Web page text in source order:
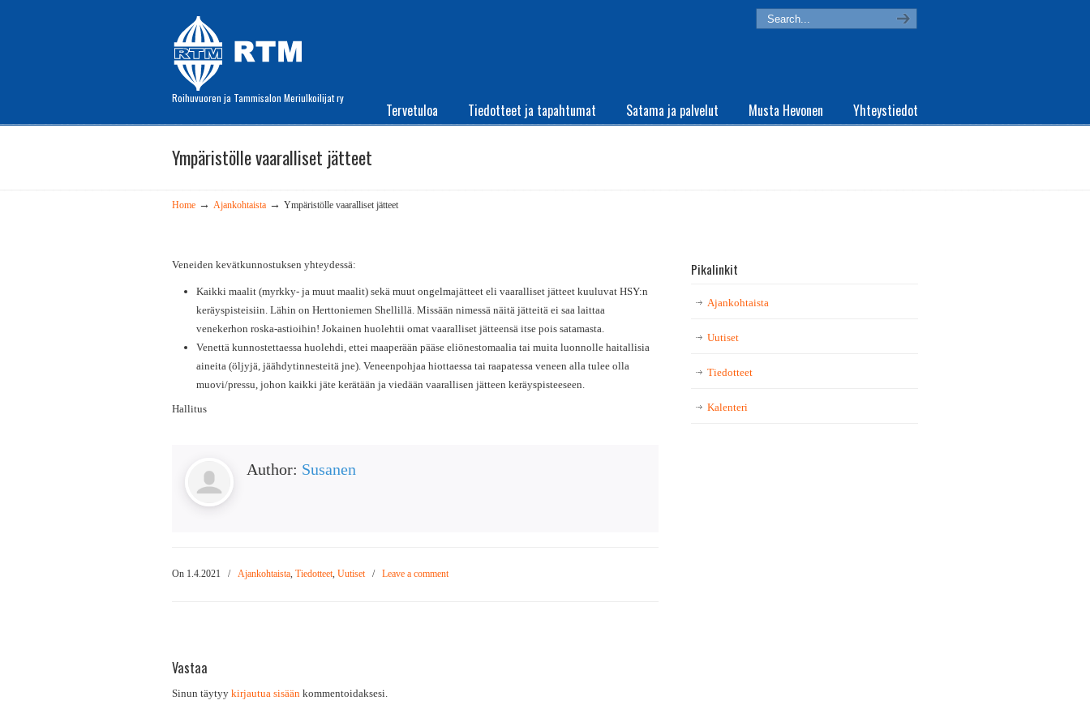
Roihuvuoren ja Tammisalon Meriulkoilijat ry
Tervetuloa Tiedotteet ja tapahtumat Satama ja palvelut Musta Hevonen Yhteystiedot
Ympäristölle vaaralliset jätteet
Home → Ajankohtaista → Ympäristölle vaaralliset jätteet
Veneiden kevätkunnostuksen yhteydessä:
Kaikki maalit (myrkky- ja muut maalit) sekä muut ongelmajätteet eli vaaralliset jätteet kuuluvat HSY:n
keräyspisteisiin. Lähin on Herttoniemen Shellillä. Missään nimessä näitä jätteitä ei saa laittaa
venekerhon roska-astioihin! Jokainen huolehtii omat vaaralliset jätteensä itse pois satamasta.
Venettä kunnostettaessa huolehdi, ettei maaperään pääse eliönestomaalia tai muita luonnolle haitallisia
aineita (öljyjä, jäähdytinnesteitä jne). Veneenpohjaa hiottaessa tai raapatessa veneen alla tulee olla
muovi/pressu, johon kaikki jäte kerätään ja viedään vaarallisen jätteen keräyspisteeseen.
Hallitus
Author: Susanen
On 1.4.2021 / Ajankohtaista, Tiedotteet, Uutiset / Leave a comment
Vastaa
Sinun täytyy kirjautua sisään kommentoidaksesi.
Pikalinkit
Ajankohtaista
Uutiset
Tiedotteet
Kalenteri